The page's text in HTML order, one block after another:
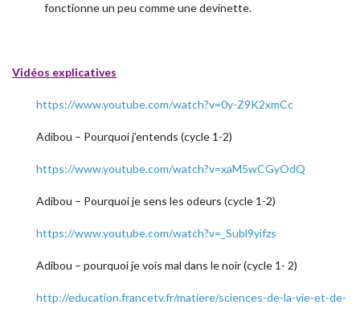
fonctionne un peu comme une devinette.
Vidéos explicatives
https://www.youtube.com/watch?v=0y-Z9K2xmCc
Adibou – Pourquoi j’entends (cycle 1-2)
https://www.youtube.com/watch?v=xaM5wCGyOdQ
Adibou – Pourquoi je sens les odeurs (cycle 1-2)
https://www.youtube.com/watch?v=_Subl9yifzs
Adibou – pourquoi je vois mal dans le noir (cycle 1- 2)
http://education.francetv.fr/matiere/sciences-de-la-vie-et-de-